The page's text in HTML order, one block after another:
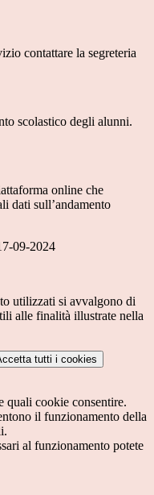
contattare la segreteria
scolastico degli alunni.
online che
dati sull’andamento
09-2024
utilizzati si avvalgono di
alle finalità illustrate nella
tutti i cookies
quali cookie consentire.
il funzionamento della
al funzionamento potete